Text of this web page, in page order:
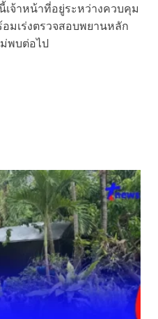
จ้าหน้าที่อยู่ระหว่างควบคุม
มเร่งตรวจสอบพยานหลัก
พบต่อไป